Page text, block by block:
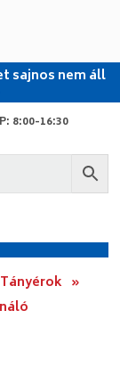
sajnos nem áll
8:00-16:30
Tányérok »